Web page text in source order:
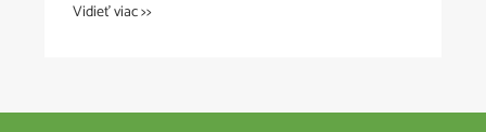
prostrediu